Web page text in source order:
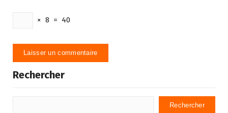
× 8 = 40
Rechercher
Rechercher